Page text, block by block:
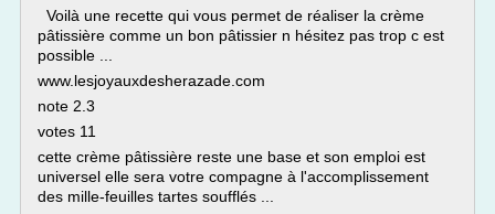
Voilà une recette qui vous permet de réaliser la crème
pâtissière comme un bon pâtissier n hésitez pas trop c est
possible ...
www.lesjoyauxdesherazade.com
note 2.3
votes 11
cette crème pâtissière reste une base et son emploi est
universel elle sera votre compagne à l'accomplissement
des mille-feuilles tartes soufflés ...